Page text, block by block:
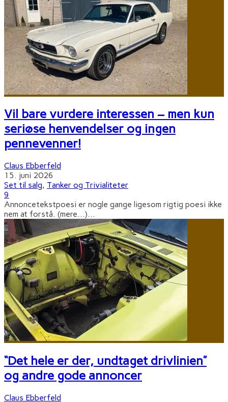
Vil bare vurdere interessen – men kun
seriøse henvendelser og ingen
pennevenner!
Claus Ebberfeld
15. juni 2026
Set til salg, Tanker og Trivialiteter
9
Annoncetekstpoesi er nogle gange ligesom rigtig poesi ikke
nem at forstå. (mere…)...
“Det hele er der, undtaget drivlinien”
og andre gode annoncer
Claus Ebberfeld